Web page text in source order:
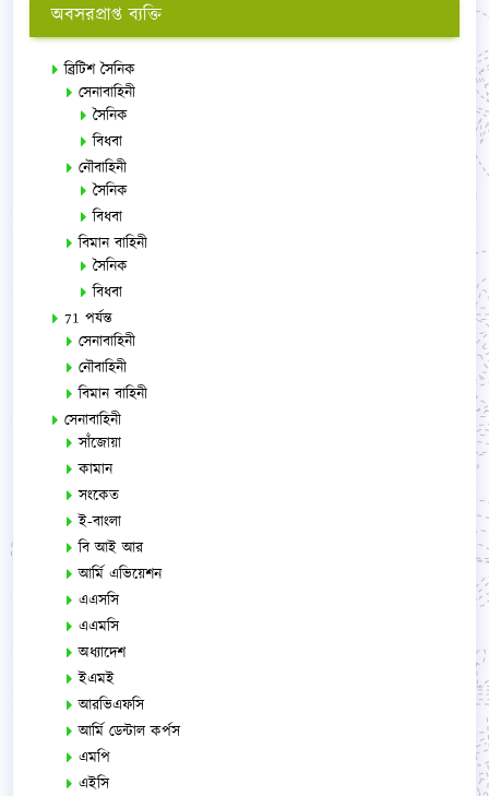
অবসরপ্রাপ্ত ব্যক্তি
ব্রিটিশ সৈনিক
সেনাবাহিনী
সৈনিক
বিধবা
নৌবাহিনী
সৈনিক
বিধবা
বিমান বাহিনী
সৈনিক
বিধবা
71 পর্যন্ত
সেনাবাহিনী
নৌবাহিনী
বিমান বাহিনী
সেনাবাহিনী
সাঁজোয়া
কামান
সংকেত
ই-বাংলা
বি আই আর
আর্মি এভিয়েশন
এএসসি
এএমসি
অধ্যাদেশ
ইএমই
আরভিএফসি
আর্মি ডেন্টাল কর্পস
এমপি
এইসি